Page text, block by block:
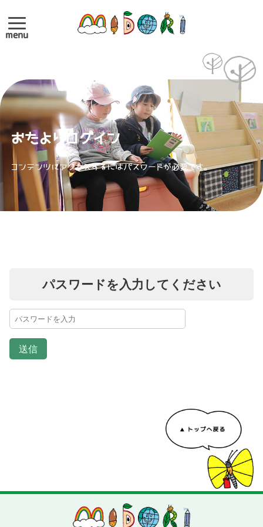
menu
おたよりログイン
コンテンツにアクセスするにはパスワードが必要です。
パスワードを入力してください
送信